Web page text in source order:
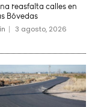
reasfalta calles en
Bóvedas
3 agosto, 2026